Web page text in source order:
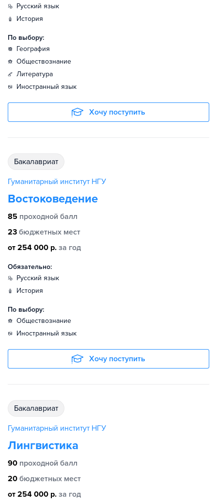
русский язык
история
По выбору:
география
обществознание
литература
иностранный язык
Хочу поступить
бакалавриат
Гуманитарный институт НГУ
Востоковедение
85 проходной балл
23 бюджетных мест
от 254 000 р. за год
Обязательно:
русский язык
история
По выбору:
обществознание
иностранный язык
Хочу поступить
бакалавриат
Гуманитарный институт НГУ
Лингвистика
90 проходной балл
20 бюджетных мест
от 254 000 р. за год